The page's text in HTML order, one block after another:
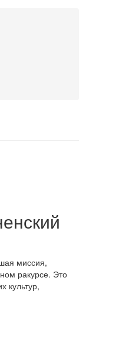
миссия,
ракурсе. Это
культур,